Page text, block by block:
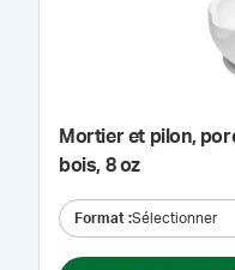
Mortier et pilon,
bois, 8 oz
Format :Sélectionner